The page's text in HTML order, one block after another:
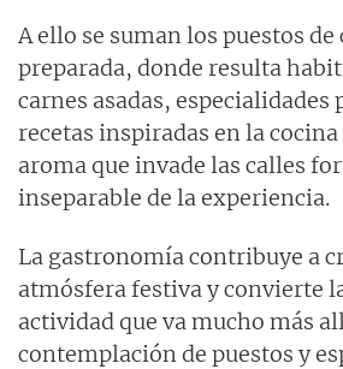
A ello se suman los puestos
preparada, donde resulta
carnes asadas, especialidades
recetas inspiradas en la
aroma que invade las calles
inseparable de la experiencia.
La gastronomía contribuye a
atmósfera festiva y convierte
actividad que va mucho más
contemplación de puestos y